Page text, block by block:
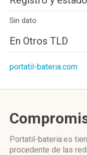
Sin dato
En Otros TLD
portatil-bateria.com
Portatil-bateria.es
procedente de las